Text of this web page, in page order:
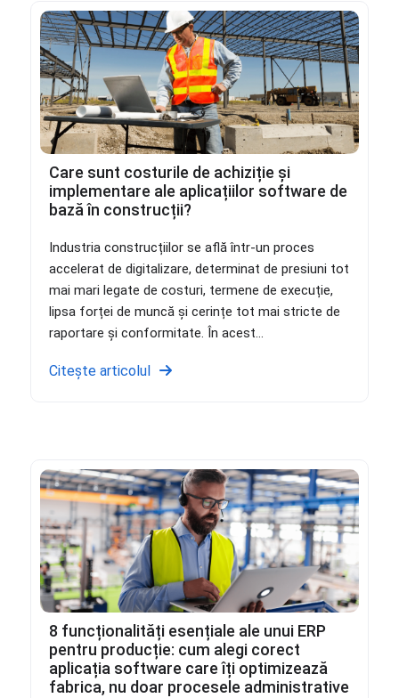
Care sunt costurile de achiziție și
implementare ale aplicațiilor software de
bază în construcții?
Industria construcțiilor se află într-un proces
accelerat de digitalizare, determinat de presiuni tot
mai mari legate de costuri, termene de execuție,
lipsa forței de muncă și cerințe tot mai stricte de
raportare și conformitate. În acest...
Citește articolul
8 funcționalități esențiale ale unui ERP
pentru producție: cum alegi corect
aplicația software care îți optimizează
fabrica, nu doar procesele administrative